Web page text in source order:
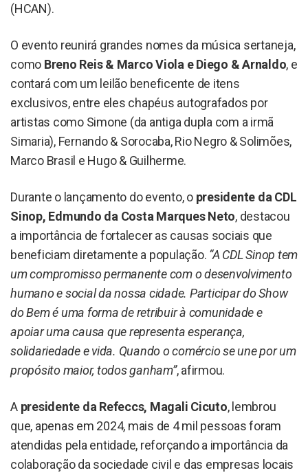
(HCAN).
O evento reunirá grandes nomes da música sertaneja,
como Breno Reis & Marco Viola e Diego & Arnaldo, e
contará com um leilão beneficente de itens
exclusivos, entre eles chapéus autografados por
artistas como Simone (da antiga dupla com a irmã
Simaria), Fernando & Sorocaba, Rio Negro & Solimões,
Marco Brasil e Hugo & Guilherme.
Durante o lançamento do evento, o presidente da CDL
Sinop, Edmundo da Costa Marques Neto, destacou
a importância de fortalecer as causas sociais que
beneficiam diretamente a população. “A CDL Sinop tem
um compromisso permanente com o desenvolvimento
humano e social da nossa cidade. Participar do Show
do Bem é uma forma de retribuir à comunidade e
apoiar uma causa que representa esperança,
solidariedade e vida. Quando o comércio se une por um
propósito maior, todos ganham”, afirmou.
A presidente da Refeccs, Magali Cicuto, lembrou
que, apenas em 2024, mais de 4 mil pessoas foram
atendidas pela entidade, reforçando a importância da
colaboração da sociedade civil e das empresas locais